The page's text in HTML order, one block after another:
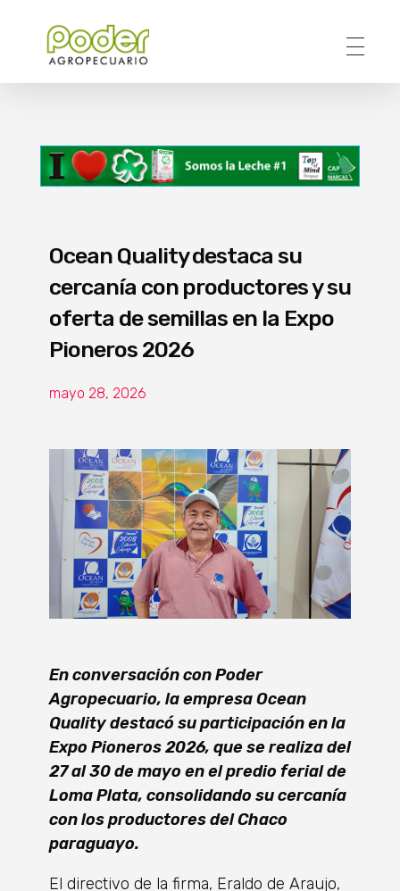
Ocean Quality destaca su
cercanía con productores y su
oferta de semillas en la Expo
Pioneros 2026
mayo 28, 2026
En conversación con Poder
Agropecuario, la empresa Ocean
Quality destacó su participación en la
Expo Pioneros 2026, que se realiza del
27 al 30 de mayo en el predio ferial de
Loma Plata, consolidando su cercanía
con los productores del Chaco
paraguayo.
El directivo de la firma, Eraldo de Araujo,